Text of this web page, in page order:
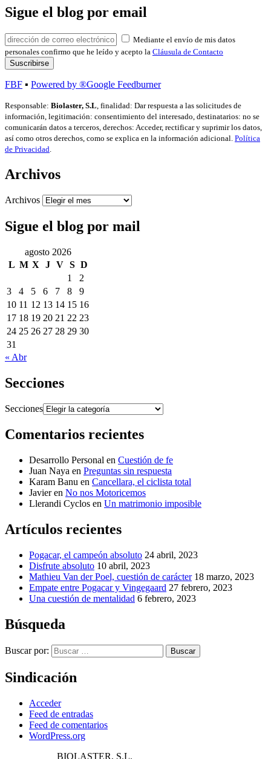
Sigue el blog por email
Mediante el envío de mis datos
personales confirmo que he leído y acepto la Cláusula de Contacto
FBF ▪ Powered by ®Google Feedburner
Responsable: Biolaster, S.L, finalidad: Dar respuesta a las solicitudes de
información, legitimación: consentimiento del interesado, destinatarios: no se
comunicarán datos a terceros, derechos: Acceder, rectificar y suprimir los datos,
así como otros derechos, como se explica en la información adicional. Política
de Privacidad.
Archivos
Archivos
Sigue el blog por mail
agosto 2026
L M X J V S D
1
2
3
4 5 6 7 8
9
10 11 12 13 14 15 16
17 18 19 20 21 22 23
24 25 26 27 28 29 30
31
« Abr
Secciones
Secciones
Comentarios recientes
Desarrollo Personal en Cuestión de fe
Juan Naya en Preguntas sin respuesta
Karam Banu en Cancellara, el ciclista total
Javieren No nos Motoricemos
Llerandi Cyclos en Un matrimonio imposible
Artículos recientes
Pogacar, el campeón absoluto 24 abril, 2023
Disfrute absoluto 10 abril, 2023
Mathieu Van der Poel, cuestión de carácter 18 marzo, 2023
Empate entre Pogacar y Vingegaard 27 febrero, 2023
Una cuestión de mentalidad 6 febrero, 2023
Búsqueda
Buscar por: Buscar
Sindicación
Acceder
Feed de entradas
Feed de comentarios
WordPress.org
BIOLASTER, S.L.